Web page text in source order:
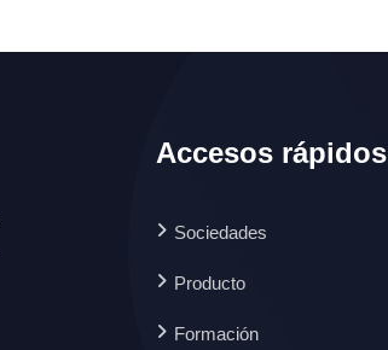
Accesos rápidos
Sociedades
Producto
Formación